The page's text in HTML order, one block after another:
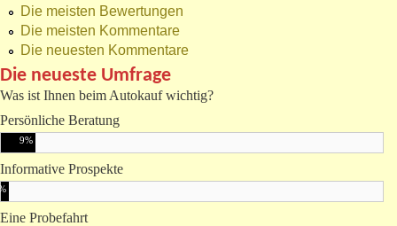
Die meisten Bewertungen
Die meisten Kommentare
Die neuesten Kommentare
Die neueste Umfrage
Was ist Ihnen beim Autokauf wichtig?
Persönliche Beratung
9%
Informative Prospekte
Eine Probefahrt